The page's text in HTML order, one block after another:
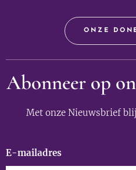
ONZE
Abonneer op
Met onze Nieuwsbrief
E-mailadres